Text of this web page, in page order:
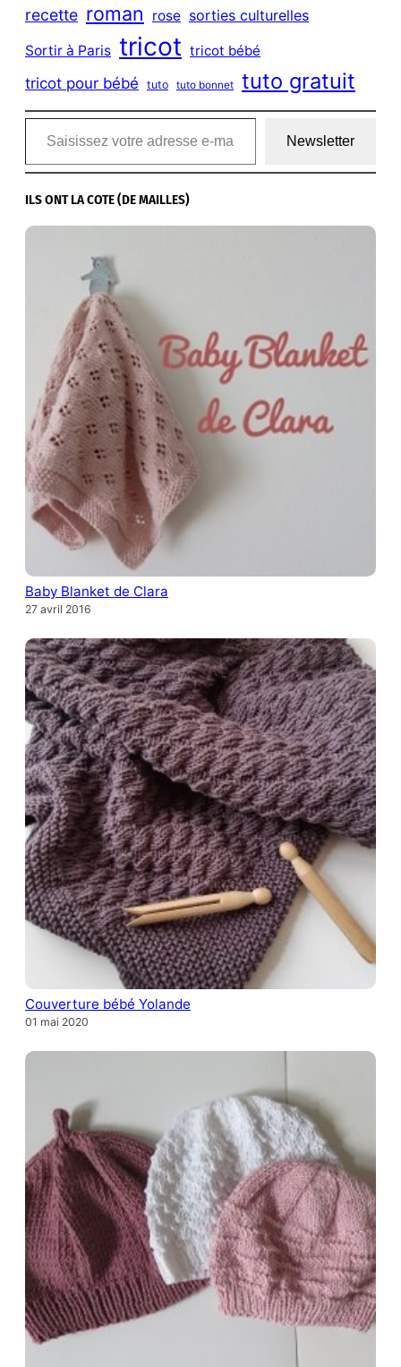
recette roman rose sorties culturelles
Sortir à Paris tricot tricot bébé
tricot pour bébé tuto tuto bonnet tuto gratuit
Saisissez votre adresse e-mail…
Newsletter
ILS ONT LA COTE (DE MAILLES)
Baby Blanket de Clara
27 avril 2016
Couverture bébé Yolande
01 mai 2020